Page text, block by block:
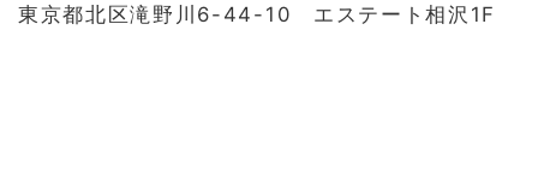
東京都北区滝野川6-44-10 エステート相沢1F